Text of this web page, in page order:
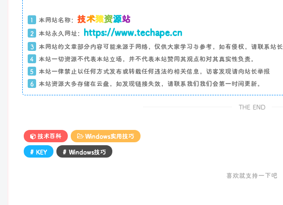
1 本网站名称： 技术猿资源站
2 本站永久网址： https://www.techape.cn
3 本网站的文章部分内容可能来源于网络，仅供大家学习与参考，如有侵权，请联系站长
4
本站一切资源不代表本站立场，并不代表本站赞同其观点和对其真实性负责。
5
本站一律禁止以任何方式发布或转载任何违法的相关信息，访客发现请向站长举报
6
本站资源大多存储在云盘，如发现链接失效，请联系我们我们会第一时间更新。
THE END
技术百科
Windows实用技巧
# KEY
# Windows技巧
喜欢就支持一下吧